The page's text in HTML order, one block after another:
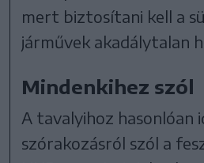
mert biztosítani kell a
járművek akadálytalan
Mindenkihez szól
A tavalyihoz hasonlóan
szórakozásról szól a